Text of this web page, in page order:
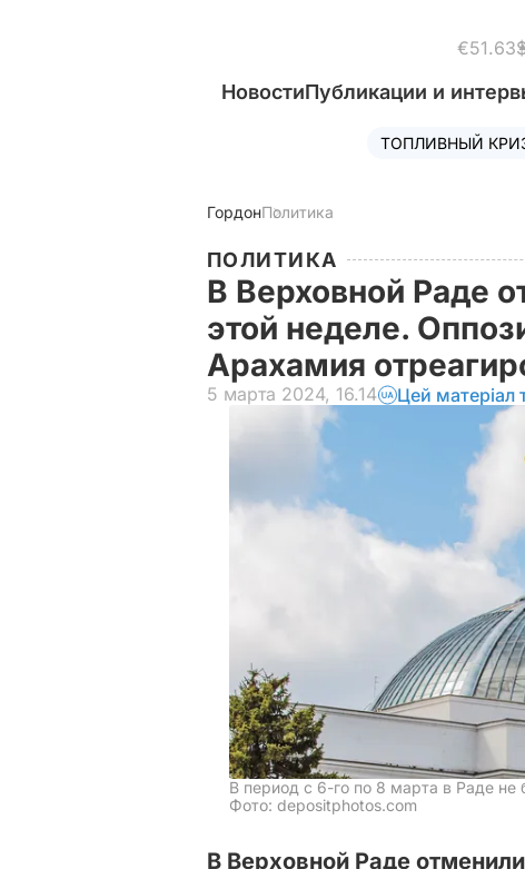
€51.63
НовостиПубликации и
ТОПЛИВНЫЙ
ГордонПолитика
ПОЛИТИКА
В Верховной Раде
этой неделе.
Арахамия
5 марта 2024, 16.14 Цей
В период с 6-го по 8 марта в Раде не
Фото: depositphotos.com
В Верховной Раде